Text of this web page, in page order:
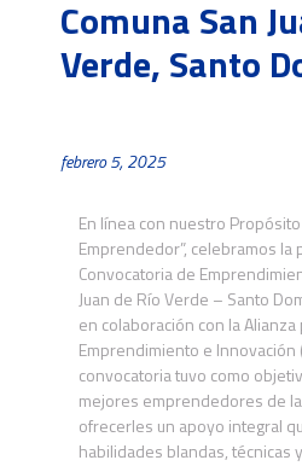
Comuna San
Verde, Santo
febrero 5, 2025
En línea con nuestro
Emprendedor”, celebramos la
Convocatoria de
Juan de Río Verde – Santo
en colaboración con la Alianza
Emprendimiento e Innovación
convocatoria tuvo como
mejores emprendedores de
ofrecerles un apoyo integral
habilidades blandas, técnicas